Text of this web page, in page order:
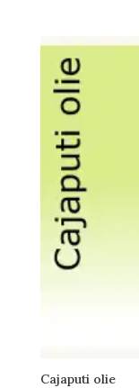
Cajaputi olie